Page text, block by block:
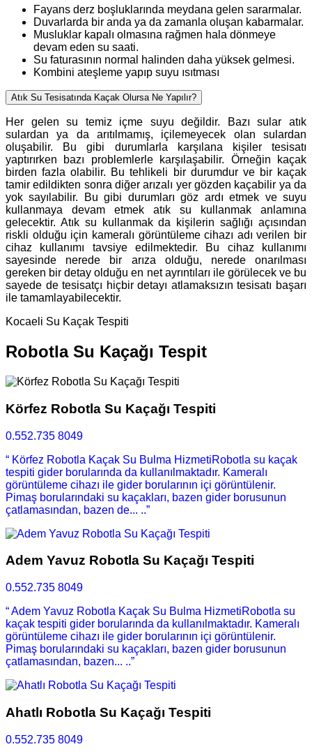
Fayans derz boşluklarında meydana gelen sararmalar.
Duvarlarda bir anda ya da zamanla oluşan kabarmalar.
Musluklar kapalı olmasına rağmen hala dönmeye
devam eden su saati.
Su faturasının normal halinden daha yüksek gelmesi.
Kombini ateşleme yapıp suyu ısıtması
Atık Su Tesisatında Kaçak Olursa Ne Yapılır?
Her gelen su temiz içme suyu değildir. Bazı sular atık
sulardan ya da arıtılmamış, içilemeyecek olan sulardan
oluşabilir. Bu gibi durumlarla karşılana kişiler tesisatı
yaptırırken bazı problemlerle karşılaşabilir. Örneğin kaçak
birden fazla olabilir. Bu tehlikeli bir durumdur ve bir kaçak
tamir edildikten sonra diğer arızalı yer gözden kaçabilir ya da
yok sayılabilir. Bu gibi durumları göz ardı etmek ve suyu
kullanmaya devam etmek atık su kullanmak anlamına
gelecektir. Atık su kullanmak da kişilerin sağlığı açısından
riskli olduğu için kameralı görüntüleme cihazı adı verilen bir
cihaz kullanımı tavsiye edilmektedir. Bu cihaz kullanımı
sayesinde nerede bir arıza olduğu, nerede onarılması
gereken bir detay olduğu en net ayrıntıları ile görülecek ve bu
sayede de tesisatçı hiçbir detayı atlamaksızın tesisatı başarı
ile tamamlayabilecektir.
Kocaeli Su Kaçak Tespiti
Robotla Su Kaçağı Tespit
Körfez Robotla Su Kaçağı Tespiti
0.552.735 8049
“ Körfez Robotla Kaçak Su Bulma HizmetiRobotla su kaçak
tespiti gider borularında da kullanılmaktadır. Kameralı
görüntüleme cihazı ile gider borularının içi görüntülenir.
Pimaş borularındaki su kaçakları, bazen gider borusunun
çatlamasından, bazen de... ..”
Adem Yavuz Robotla Su Kaçağı Tespiti
0.552.735 8049
“ Adem Yavuz Robotla Kaçak Su Bulma HizmetiRobotla su
kaçak tespiti gider borularında da kullanılmaktadır. Kameralı
görüntüleme cihazı ile gider borularının içi görüntülenir.
Pimaş borularındaki su kaçakları, bazen gider borusunun
çatlamasından, bazen... ..”
Ahatlı Robotla Su Kaçağı Tespiti
0.552.735 8049